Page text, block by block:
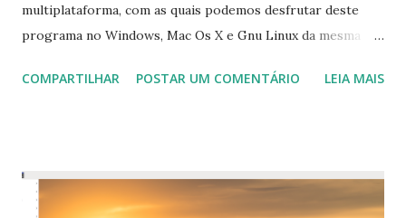
multiplataforma, com as quais podemos desfrutar deste
programa no Windows, Mac Os X e Gnu Linux da mesma
alterações e para saber todas elas clique aqui . Para instalar
COMPARTILHAR POSTAR UM COMENTÁRIO LEIA MAIS